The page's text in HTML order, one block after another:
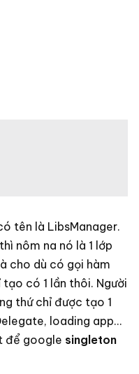
tên là LibsManager.
nôm na nó là 1 lớp
cho dù có gọi hàm
có 1 lần thôi. Người
thứ chỉ được tạo 1
loading app…
để google singleton